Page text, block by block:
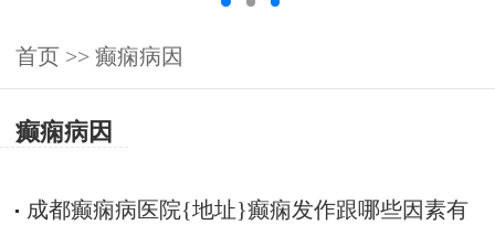
首页 >> 癫痫病因
癫痫病因
成都癫痫病医院{地址}癫痫发作跟哪些因素有